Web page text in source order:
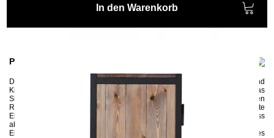
In den Warenkorb
Produktinformationen
Das robuste SideboardCLATRI II
wird aus Stahl, Wellengitter und
Kiefernholz gefertigt. Mit drei Ablagen innen ausgestattet, bietet das
Sideboard genügend Platz für alle Kleinigkeiten, die in den jeweiligen
Räumen benötigt werden. Das Sideboard in Industrial-Stil
ist die perfekte
Ergänzung für Ihren Wohnbereich. Es kann mit einem
Hängeschloss
abgeschlossen werden.
Ein hochqualitatives und langlebiges Möbelstück für Liebhaber des